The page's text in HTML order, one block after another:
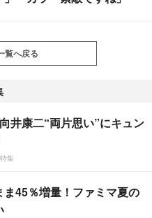
覧へ戻る
井康二“両片思い”にキュン
集
ま45％増量！ファミマ夏の